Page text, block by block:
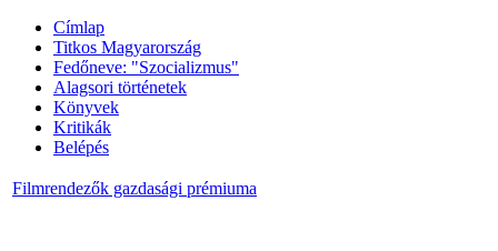
Címlap
Titkos Magyarország
Fedőneve: "Szocializmus"
Alagsori történetek
Könyvek
Kritikák
Belépés
Filmrendezők gazdasági prémiuma